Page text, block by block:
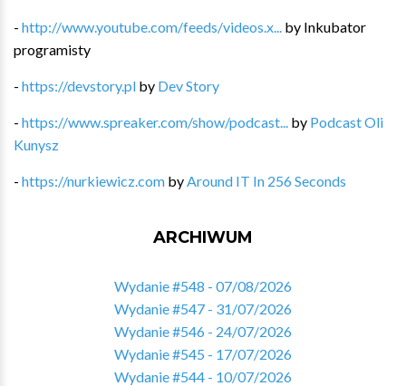
- http://www.youtube.com/feeds/videos.x... by Inkubator
programisty
- https://devstory.pl by Dev Story
- https://www.spreaker.com/show/podcast... by Podcast Oli
Kunysz
- https://nurkiewicz.com by Around IT In 256 Seconds
ARCHIWUM
Wydanie #548 - 07/08/2026
Wydanie #547 - 31/07/2026
Wydanie #546 - 24/07/2026
Wydanie #545 - 17/07/2026
Wydanie #544 - 10/07/2026